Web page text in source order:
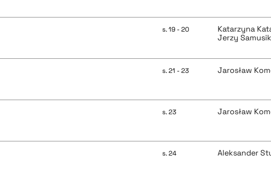
s. 19 - 20
Katarzyna
Jerzy Samusik
s. 21 - 23 Jarosław
s. 23 Jarosław
s. 24 Aleksander